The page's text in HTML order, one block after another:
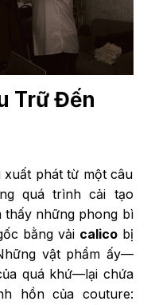
Trữ Đến
xuất phát từ một câu
quá trình cải tạo
thấy những phong bì
bằng vải calicobị
vật phẩm ấy—
quá khứ—lại chứa
hồn của couture: